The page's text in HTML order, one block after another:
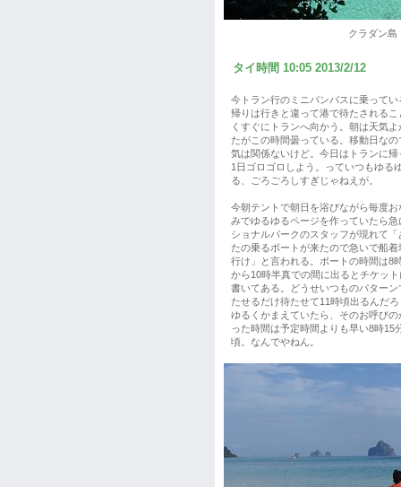
クラダン
タイ時間 10:05 2013/2/12
今トラン行のミニバンバスに乗ってい
帰りは行きと違って港で待たされるこ
くすぐにトランへ向かう。朝は天気よ
たがこの時間曇っている。移動日なの
気は関係ないけど。今日はトランに帰
1日ゴロゴロしよう。っていつもゆる
る、ごろごろしすぎじゃねえが。
今朝テントで朝日を浴びながら毎度お
みでゆるゆるページを作っていたら急
ショナルパークのスタッフが現れて「
たの乗るボートが来たので急いで船着
行け」と言われる。ボートの時間は8
から10時半真での間に出るとチケット
書いてある。どうせいつものパターン
たせるだけ待たせて11時頃出るんだ
ゆるくかまえていたら、そのお呼びの
った時間は予定時間よりも早い8時15
頃。なんでやねん。